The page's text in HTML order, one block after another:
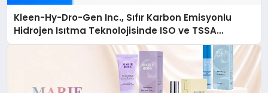
Kleen-Hy-Dro-Gen Inc., Sıfır Karbon Emisyonlu
Hidrojen Isıtma Teknolojisinde ISO ve TSSA
Düzenleyici Onaylarını Aldı